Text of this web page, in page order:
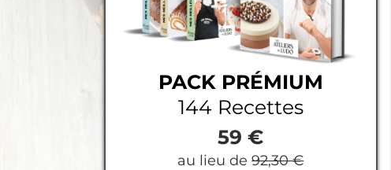
PACK PRÉMIUM
144 Recettes
59 €
au lieu de92,30 €